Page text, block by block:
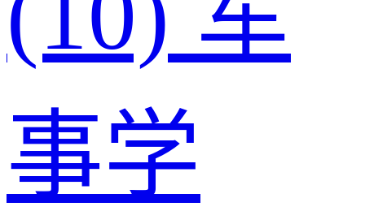
事学